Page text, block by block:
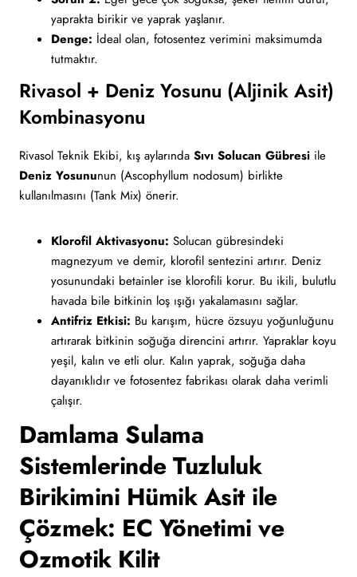
yaprakta birikir ve yaprak yaşlanır.
Denge: İdeal olan, fotosentez verimini maksimumda
tutmaktır.
Rivasol + Deniz Yosunu (Aljinik Asit)
Kombinasyonu
Rivasol Teknik Ekibi, kış aylarında Sıvı Solucan Gübresi ile
Deniz Yosununun (Ascophyllum nodosum) birlikte
kullanılmasını (Tank Mix) önerir.
Klorofil Aktivasyonu: Solucan gübresindeki
magnezyum ve demir, klorofil sentezini artırır. Deniz
yosunundaki betainler ise klorofili korur. Bu ikili, bulutlu
havada bile bitkinin loş ışığı yakalamasını sağlar.
Antifriz Etkisi: Bu karışım, hücre özsuyu yoğunluğunu
artırarak bitkinin soğuğa direncini artırır. Yapraklar koyu
yeşil, kalın ve etli olur. Kalın yaprak, soğuğa daha
dayanıklıdır ve fotosentez fabrikası olarak daha verimli
çalışır.
Damlama Sulama
Sistemlerinde Tuzluluk
Birikimini Hümik Asit ile
Çözmek: EC Yönetimi ve
Ozmotik Kilit